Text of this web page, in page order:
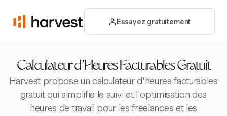
Essayez gratuitement
Calculateur d'Heures Facturables Gratuit
Harvest propose un calculateur d'heures facturables
gratuit qui simplifie le suivi et l'optimisation des
heures de travail pour les freelances et les